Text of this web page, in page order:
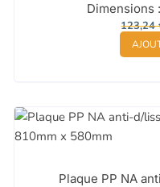
Dimensions
123,24
Plaque PP NA